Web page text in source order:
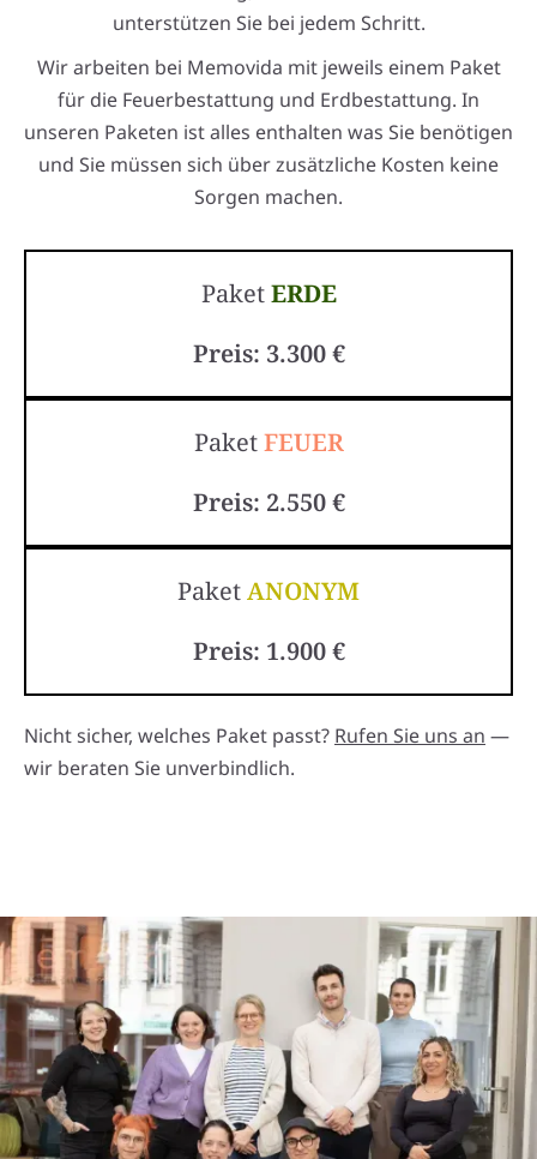
unterstützen Sie bei jedem Schritt.
Wir arbeiten bei Memovida mit jeweils einem Paket
für die Feuerbestattung und Erdbestattung. In
unseren Paketen ist alles enthalten was Sie benötigen
und Sie müssen sich über zusätzliche Kosten keine
Sorgen machen.
PaketERDE
Preis: 3.300 €
PaketFEUER
Preis: 2.550 €
PaketANONYM
Preis: 1.900 €
Nicht sicher, welches Paket passt? Rufen Sie uns an —
wir beraten Sie unverbindlich.